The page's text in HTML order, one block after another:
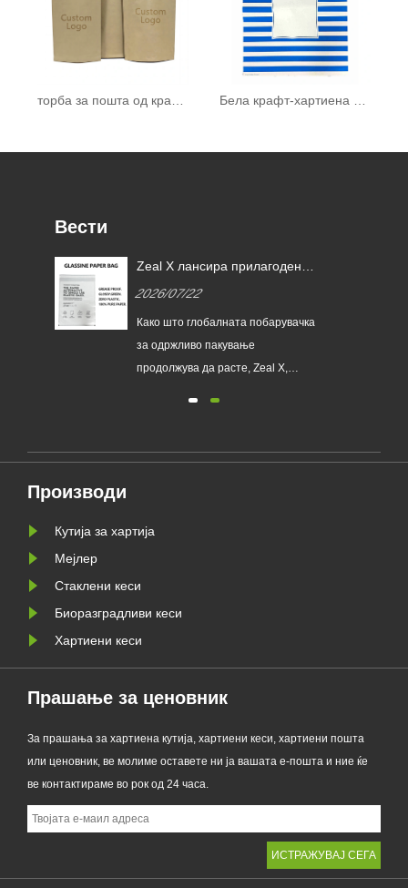
торба за пошта од крафт хартија Бела крафт-хартиена кеса
Вести
Zeal X лансира прилагодени
им помогне на глобалните
брендови да го заменат
пластичното пакување за
2026/07/22
Како што глобалната побарувачка
за одржливо пакување
продолжува да расте, Zeal X,
серија на прилагодени стаклени
традиционалните пластични кеси,
Производи
Кутија за хартија
Мејлер
Стаклени кеси
Биоразградливи кеси
Хартиени кеси
Прашање за ценовник
За прашања за хартиена кутија, хартиени кеси, хартиени пошта
или ценовник, ве молиме оставете ни ја вашата е-пошта и ние ќе
ве контактираме во рок од 24 часа.